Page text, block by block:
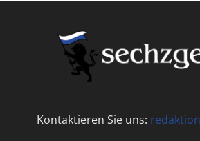
Kontaktieren Sie uns: